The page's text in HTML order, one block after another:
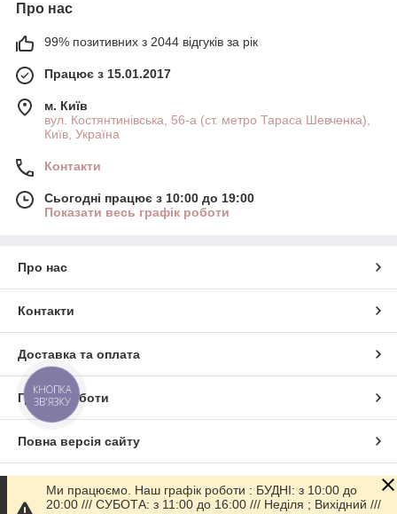
Про нас
99% позитивних з 2044 відгуків за рік
Працює з 15.01.2017
м. Київ
вул. Костянтинівська, 56-а (ст. метро Тараса Шевченка),
Київ, Україна
Контакти
Сьогодні працює з 10:00 до 19:00
Показати весь графік роботи
Про нас
Контакти
Доставка та оплата
Графік роботи
Повна версія сайту
Сайт створено на маркетплейсі Prom.ua
Ми працюємо. Наш графік роботи : БУДНІ: з 10:00 до
20:00 /// СУБОТА: з 11:00 до 16:00 /// Неділя ; Вихідний ///
КНОПКА
ЗВ'ЯЗКУ